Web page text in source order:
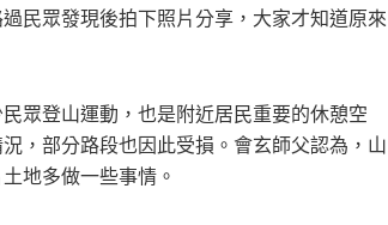
民眾發現後拍下照片分享，大家才知道原來
眾登山運動，也是附近居民重要的休憩空
，部分路段也因此受損。會玄師父認為，山
地多做一些事情。